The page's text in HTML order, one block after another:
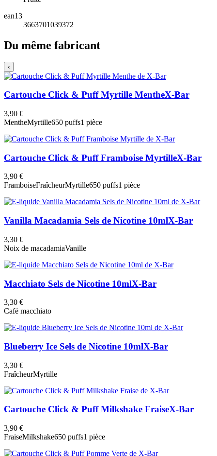
ean13
3663701039372
Du même fabricant
‹
Cartouche Click & Puff Myrtille MentheX-Bar
3,90 €
MentheMyrtille650 puffs1 pièce
Cartouche Click & Puff Framboise MyrtilleX-Bar
3,90 €
FramboiseFraîcheurMyrtille650 puffs1 pièce
Vanilla Macadamia Sels de Nicotine 10mlX-Bar
3,30 €
Noix de macadamiaVanille
Macchiato Sels de Nicotine 10mlX-Bar
3,30 €
Café macchiato
Blueberry Ice Sels de Nicotine 10mlX-Bar
3,30 €
FraîcheurMyrtille
Cartouche Click & Puff Milkshake FraiseX-Bar
3,90 €
FraiseMilkshake650 puffs1 pièce